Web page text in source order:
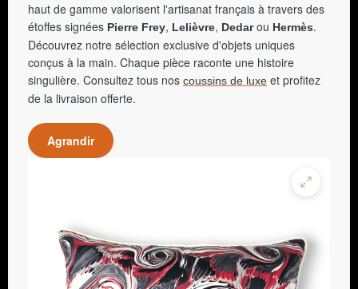
haut de gamme valorisent l'artisanat français à travers des
étoffes signées Pierre Frey, Lelièvre, Dedarou Hermès.
Découvrez notre sélection exclusive d'objets uniques
conçus à la main. Chaque pièce raconte une histoire
singulière. Consultez tous nos coussins de luxe et profitez
de la livraison offerte.
Agrandir